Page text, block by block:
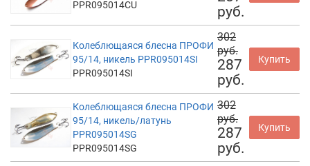
PPR095014CU
руб.
Колеблющаяся блесна ПРОФИ
95/14, никель PPR095014SI
PPR095014SI
302
руб.
287
руб.
Купить
Колеблющаяся блесна ПРОФИ
95/14, никель/латунь
PPR095014SG
PPR095014SG
302
руб.
287
руб.
Купить